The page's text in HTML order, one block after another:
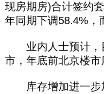
现房期房)合计签约
年同期下调58.4%，
业内人士预计，
市，年底前北京楼市
库存增加进一步